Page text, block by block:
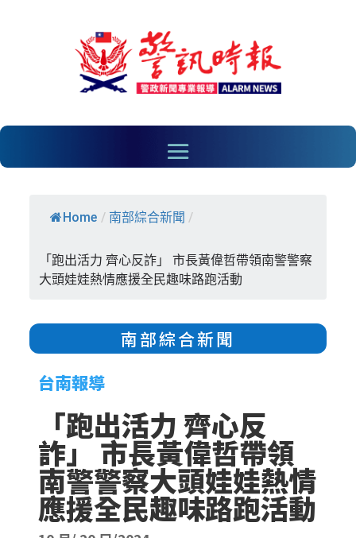
Home / 南部綜合新聞 /
「跑出活力 齊心反詐」 市長黃偉哲帶領南警警察
大頭娃娃熱情應援全民趣味路跑活動
南部綜合新聞
台南報導
「跑出活力 齊心反
詐」 市長黃偉哲帶領
南警警察大頭娃娃熱情
應援全民趣味路跑活動